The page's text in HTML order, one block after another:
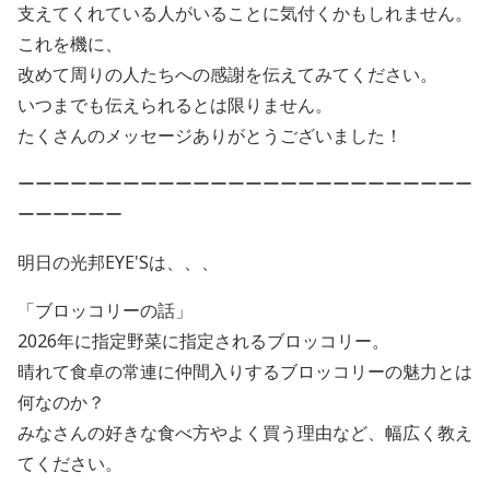
支えてくれている人がいることに気付くかもしれません。
これを機に、
改めて周りの人たちへの感謝を伝えてみてください。
いつまでも伝えられるとは限りません。
たくさんのメッセージありがとうございました！
ーーーーーーーーーーーーーーーーーーーーーーーーーー
ーーーーーー
明日の光邦EYE'Sは、、、
「ブロッコリーの話」
2026年に指定野菜に指定されるブロッコリー。
晴れて食卓の常連に仲間入りするブロッコリーの魅力とは
何なのか？
みなさんの好きな食べ方やよく買う理由など、幅広く教え
てください。